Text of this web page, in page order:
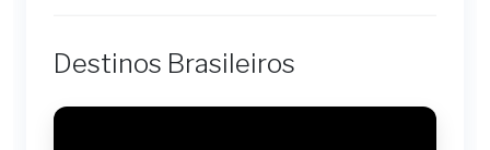
Destinos Brasileiros